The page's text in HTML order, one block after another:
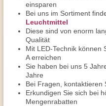
einsparen
Bei uns im Sortiment
Leuchtmittel
Diese sind von enorm
Qualität
Mit LED-Technik können
A erreichen
Sie haben bei uns 5
Jahre
Bei Fragen, kontaktieren
Erkundigen Sie sich bei
Mengenrabatten